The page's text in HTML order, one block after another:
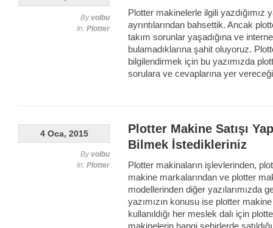
Plotter makinelerle ilgili yazdığımız
ayrıntılarından bahsettik. Ancak
takım sorunlar yaşadığına ve
bulamadıklarına şahit oluyoruz.
bilgilendirmek için bu yazımızda
sorulara ve cevaplarına yer
Byvolbu
In: Plotter
Plotter Makine Satışı
Bilmek İstedikleriniz
Plotter makinaların işlevlerinden,
makine markalarından ve plotter
modellerinden diğer yazılarımızda
yazımızın konusu ise plotter
kullanıldığı her meslek dalı için
4 Oca, 2015
Byvolbu
In: Plotter